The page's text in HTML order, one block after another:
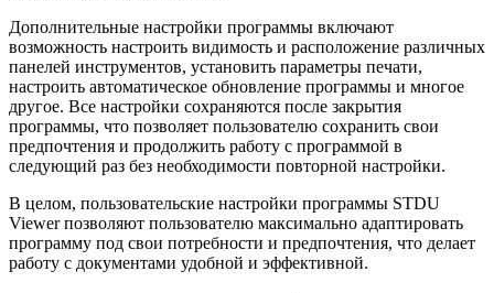
Дополнительные настройки программы включают
возможность настроить видимость и расположение различных
панелей инструментов, установить параметры печати,
настроить автоматическое обновление программы и многое
другое. Все настройки сохраняются после закрытия
программы, что позволяет пользователю сохранить свои
предпочтения и продолжить работу с программой в
следующий раз без необходимости повторной настройки.
В целом, пользовательские настройки программы STDU
Viewer позволяют пользователю максимально адаптировать
программу под свои потребности и предпочтения, что делает
работу с документами удобной и эффективной.